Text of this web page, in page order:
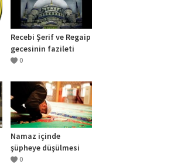
Recebi Şerif ve Regaip
gecesinin fazileti
0
Namaz içinde
şüpheye düşülmesi
0